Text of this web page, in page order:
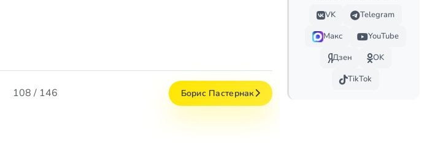
108 / 146 Борис Пастернак
VK
Telegram
Макс
YouTube
Дзен
OK
TikTok